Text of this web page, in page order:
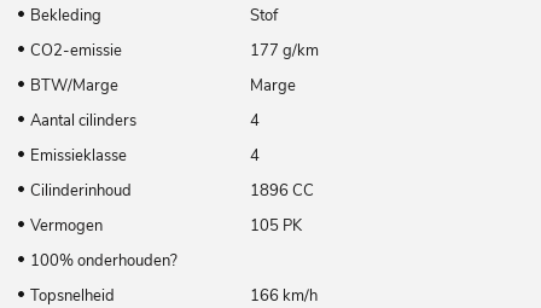
Bekleding
Stof
CO2-emissie
177 g/km
BTW/Marge
Marge
Aantal cilinders
4
Emissieklasse
4
Cilinderinhoud
1896 CC
Vermogen
105 PK
100% onderhouden?
Topsnelheid
166 km/h